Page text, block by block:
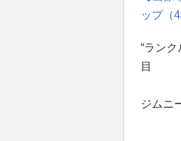
ップ（4
“ラン
目
ジムニ